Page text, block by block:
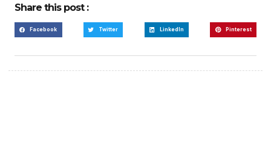
Share this post :
Facebook Twitter LinkedIn Pinterest